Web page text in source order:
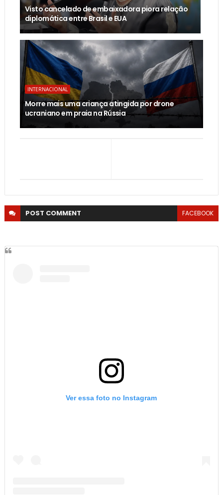
Visto cancelado de embaixadora piora relação
diplomática entre Brasil e EUA
INTERNACIONAL
Morre mais uma criança atingida por drone
ucraniano em praia na Rússia
POST COMMENT FACEBOOK
Ver essa foto no Instagram